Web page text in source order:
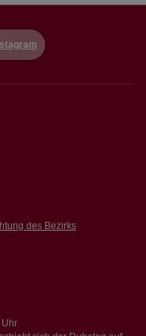
des Bezirks
Uhr